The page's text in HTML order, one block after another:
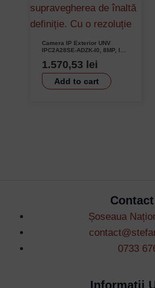
Camera IP Exterior UNV
IPC2A28SE-ADZK-I0, 8MP, IR
Alarma, PoE, IK10
1.570,53 lei
Add to cart
Contact
Șoseaua
0733
Informatii